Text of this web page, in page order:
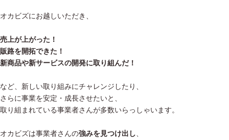
オカビズにお越しいただき、
売上が上がった！
販路を開拓できた！
新商品や新サービスの開発に取り組んだ！
など、新しい取り組みにチャレンジしたり、
さらに事業を安定・成長させたいと、
取り組まれている事業者さんが多数いらっしゃいます。
オカビズは事業者さんの強みを見つけ出し